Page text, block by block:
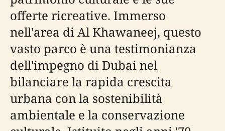
offerte ricreative. Immerso
nell'area di Al Khawaneej, questo
vasto parco è una testimonianza
dell'impegno di Dubai nel
bilanciare la rapida crescita
urbana con la sostenibilità
ambientale e la conservazione